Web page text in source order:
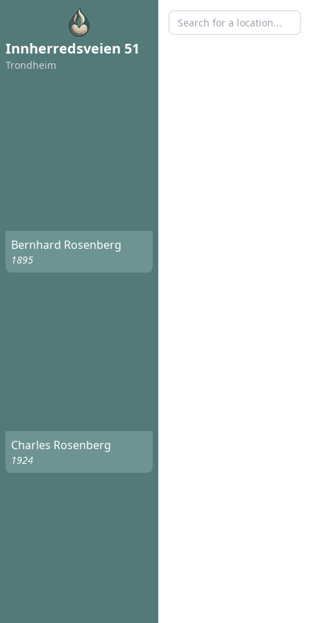
Innherredsveien 51
Trondheim
Bernhard Rosenberg
1895
Charles Rosenberg
1924